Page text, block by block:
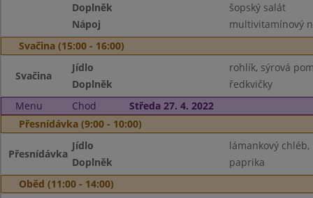
Doplněk
šopský salát
Nápoj
multivitamínový
Svačina (15:00 - 16:00)
Svačina
Jídlo
rohlík, sýrová
Doplněk
ředkvičky
Menu
Chod
Středa 27. 4. 2022
Přesnídávka (9:00 - 10:00)
Přesnídávka
Jídlo
lámankový
Doplněk
paprika
Oběd (11:00 - 14:00)